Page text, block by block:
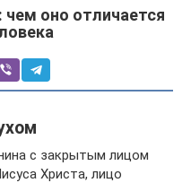
чем оно отличается
с закрытым лицом
Христа, лицо